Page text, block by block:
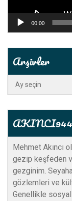
00:00
Arşivler
Arşivler
Mehmet Akıncı
gezip keşfeden
gezginim.
gözlemleri ve
Genellikle